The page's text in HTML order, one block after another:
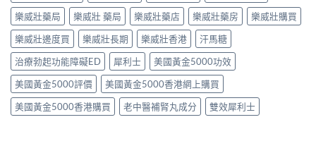
樂威壯藥局
樂威壯 藥局 樂威壯藥店 樂威壯藥房
樂威壯購買
樂威壯邊度買
樂威壯長期 樂威壯香港
汗馬糖
治療勃起功能障礙ED
犀利士
美國黃金5000功效
美國黃金5000評價
美國黃金5000香港網上購買
美國黃金5000香港購買
老中醫補腎丸成分 雙效犀利士